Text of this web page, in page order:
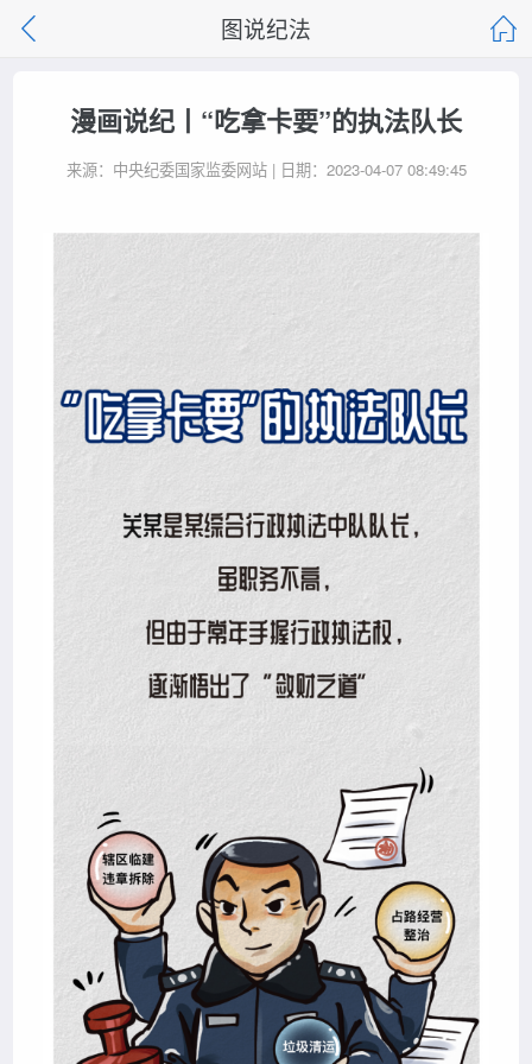
图说纪法
漫画说纪丨“吃拿卡要”的执法队长
来源：中央纪委国家监委网站 | 日期：2023-04-07 08:49:45